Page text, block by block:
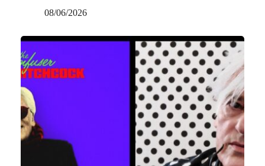
08/06/2026